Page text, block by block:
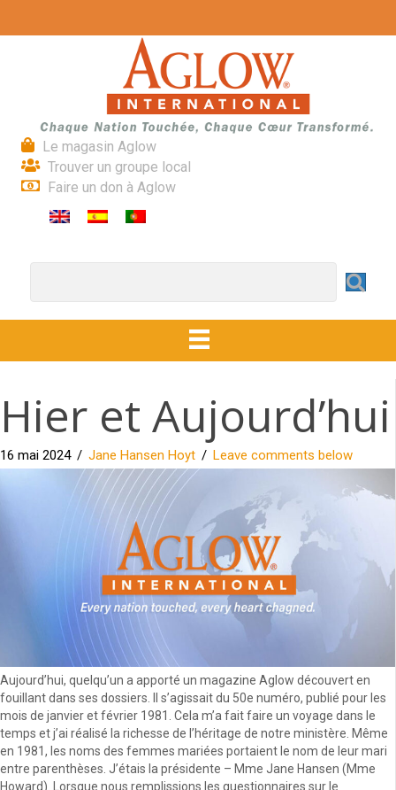
Le magasin Aglow
Trouver un groupe local
Faire un don à Aglow
Hier et Aujourd’hui
16 mai 2024 / Jane Hansen Hoyt / Leave comments below
Aujourd’hui, quelqu’un a apporté un magazine Aglow découvert en
fouillant dans ses dossiers. Il s’agissait du 50e numéro, publié pour les
mois de janvier et février 1981. Cela m’a fait faire un voyage dans le
temps et j’ai réalisé la richesse de l’héritage de notre ministère. Même
en 1981, les noms des femmes mariées portaient le nom de leur mari
entre parenthèses. J’étais la présidente – Mme Jane Hansen (Mme
Howard). Lorsque nous remplissions les questionnaires sur le